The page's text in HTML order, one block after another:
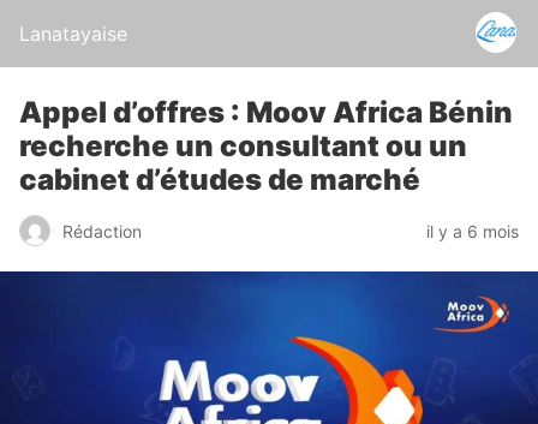
Lanatayaise
Appel d’offres : Moov Africa Bénin
recherche un consultant ou un
cabinet d’études de marché
Rédaction il y a 6 mois